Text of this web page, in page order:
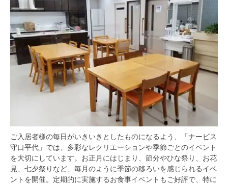
ご入居者様の毎日がいきいきとしたものになるよう、「ナービス
守口平代」では、多彩なレクリエーションや季節ごとのイベント
を大切にしています。お正月にはじまり、節分やひな祭り、お花
見、七夕祭りなど、毎月のように季節の移ろいを感じられるイベ
ントを開催。定期的に実施するお食事イベントもご好評で、特に